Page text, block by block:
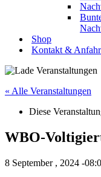
Shop
Kontakt &
« Alle Veranstaltungen
Diese
WBO-
8 September , 2024 -